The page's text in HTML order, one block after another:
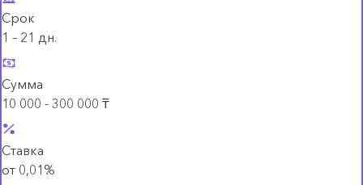
Срок
1 – 21 дн.
Сумма
10 000 - 300 000 ₸
Ставка
от 0,01%